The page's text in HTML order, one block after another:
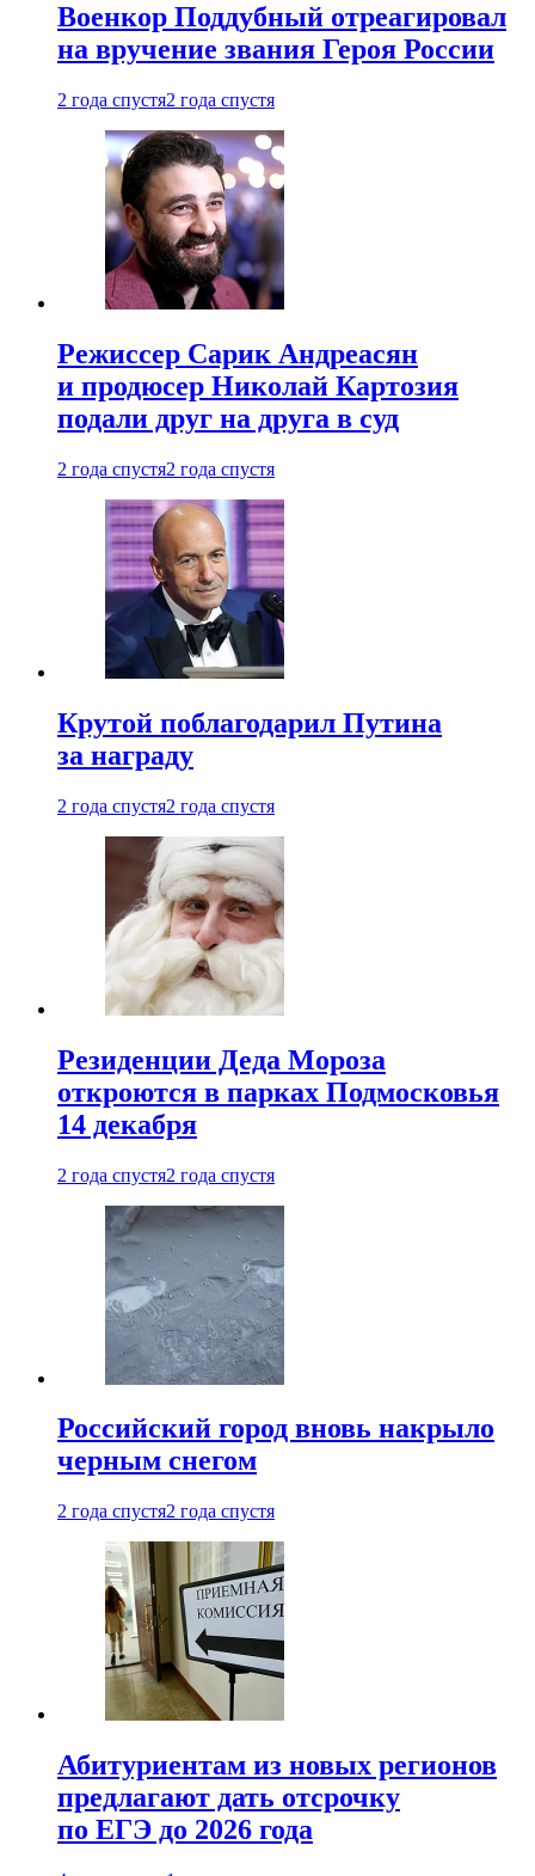
Военкор Поддубный отреагировал
на вручение звания Героя России
2 года спустя2 года спустя
Режиссер Сарик Андреасян
и продюсер Николай Картозия
подали друг на друга в суд
2 года спустя2 года спустя
Крутой поблагодарил Путина
за награду
2 года спустя2 года спустя
Резиденции Деда Мороза
откроются в парках Подмосковья
14 декабря
2 года спустя2 года спустя
Российский город вновь накрыло
черным снегом
2 года спустя2 года спустя
Абитуриентам из новых регионов
предлагают дать отсрочку
по ЕГЭ до 2026 года